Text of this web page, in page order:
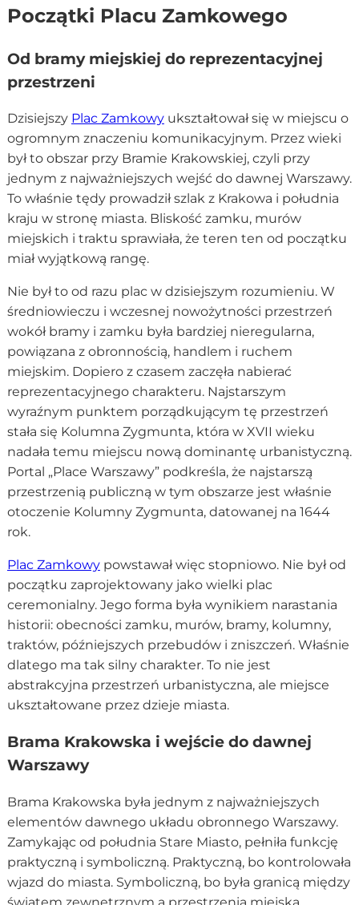
Początki Placu Zamkowego
Od bramy miejskiej do reprezentacyjnej
przestrzeni
Dzisiejszy Plac Zamkowyukształtował się w miejscu o
ogromnym znaczeniu komunikacyjnym. Przez wieki
był to obszar przy Bramie Krakowskiej, czyli przy
jednym z najważniejszych wejść do dawnej Warszawy.
To właśnie tędy prowadził szlak z Krakowa i południa
kraju w stronę miasta. Bliskość zamku, murów
miejskich i traktu sprawiała, że teren ten od początku
miał wyjątkową rangę.
Nie był to od razu plac w dzisiejszym rozumieniu. W
średniowieczu i wczesnej nowożytności przestrzeń
wokół bramy i zamku była bardziej nieregularna,
powiązana z obronnością, handlem i ruchem
miejskim. Dopiero z czasem zaczęła nabierać
reprezentacyjnego charakteru. Najstarszym
wyraźnym punktem porządkującym tę przestrzeń
stała się Kolumna Zygmunta, która w XVII wieku
nadała temu miejscu nową dominantę urbanistyczną.
Portal „Place Warszawy” podkreśla, że najstarszą
przestrzenią publiczną w tym obszarze jest właśnie
otoczenie Kolumny Zygmunta, datowanej na 1644
rok.
Plac Zamkowypowstawał więc stopniowo. Nie był od
początku zaprojektowany jako wielki plac
ceremonialny. Jego forma była wynikiem narastania
historii: obecności zamku, murów, bramy, kolumny,
traktów, późniejszych przebudów i zniszczeń. Właśnie
dlatego ma tak silny charakter. To nie jest
abstrakcyjna przestrzeń urbanistyczna, ale miejsce
ukształtowane przez dzieje miasta.
Brama Krakowska i wejście do dawnej
Warszawy
Brama Krakowska była jednym z najważniejszych
elementów dawnego układu obronnego Warszawy.
Zamykając od południa Stare Miasto, pełniła funkcję
praktyczną i symboliczną. Praktyczną, bo kontrolowała
wjazd do miasta. Symboliczną, bo była granicą między